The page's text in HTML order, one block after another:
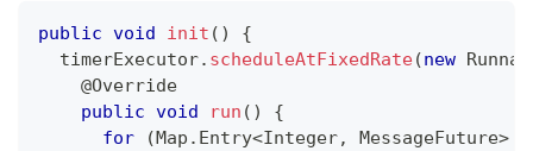
public void init ( )
{
  timerExecutor
. scheduleAtFixedRate(new
@Override
public void run ( )
{
for
(Map . Entry<Integer, MessageFuture>